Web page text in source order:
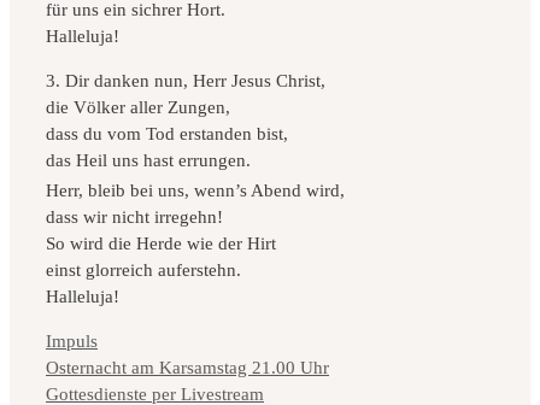
für uns ein sichrer Hort.
Halleluja!
3. Dir danken nun, Herr Jesus Christ,
die Völker aller Zungen,
dass du vom Tod erstanden bist,
das Heil uns hast errungen.
Herr, bleib bei uns, wenn’s Abend wird,
dass wir nicht irregehn!
So wird die Herde wie der Hirt
einst glorreich auferstehn.
Halleluja!
Kategorien
Impuls
Osternacht am Karsamstag 21.00 Uhr
Gottesdienste per Livestream